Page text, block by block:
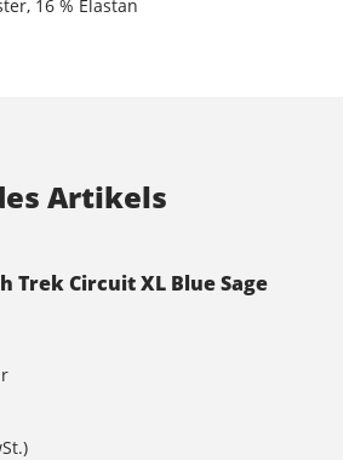
16 % Elastan
Artikels
Trek Circuit XL Blue Sage